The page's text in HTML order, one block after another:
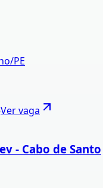
PE
Ver vaga
- Cabo de Santo